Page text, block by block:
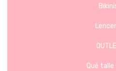
Qué talle